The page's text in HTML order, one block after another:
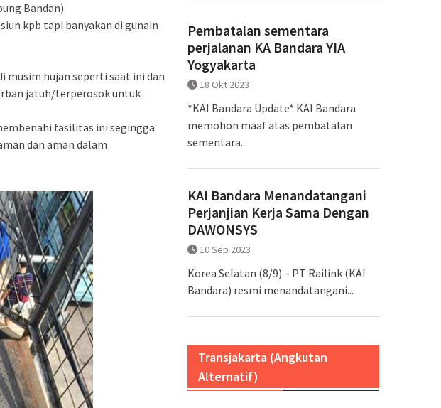
Bandan)
kpb tapi banyakan di gunain
musim hujan seperti saat ini dan
jatuh/terperosok untuk
fasilitas ini segingga
dan aman dalam
Pembatalan sementara
perjalanan KA Bandara YIA
Yogyakarta
18 Okt 2023
*KAI Bandara Update* KAI Bandara
memohon maaf atas pembatalan
sementara...
KAI Bandara Menandatangani
Perjanjian Kerja Sama Dengan
DAWONSYS
10 Sep 2023
Korea Selatan (8/9) – PT Railink (KAI
Bandara) resmi menandatangani...
Transjakarta (Angkutan
Alternatif)